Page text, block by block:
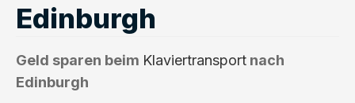
Edinburgh
Geld sparen beim Klaviertransport nach
Edinburgh